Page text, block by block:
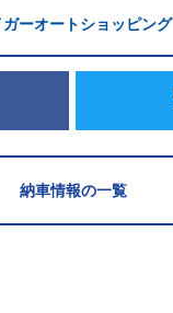
ガーオートショッピング
納車情報の一覧